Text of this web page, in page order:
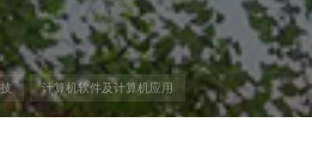
计算机软件及计算机应用